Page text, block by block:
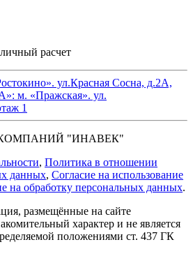
расчет
ул.Красная Сосна, д.2А,
м. «Пражская». ул.
1
КОМПАНИЙ "ИНАВЕК"
, Политика в отношении
данных, Cогласие на использование
на обработку персональных данных.
размещённые на сайте
характер и не является
положениями ст. 437 ГК